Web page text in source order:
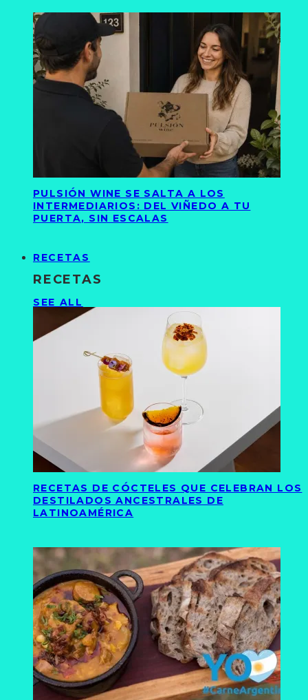
PULSIÓN WINE SE SALTA A LOS
INTERMEDIARIOS: DEL VIÑEDO A TU
PUERTA, SIN ESCALAS
RECETAS
RECETAS
SEE ALL
RECETAS DE CÓCTELES QUE CELEBRAN LOS
DESTILADOS ANCESTRALES DE
LATINOAMÉRICA